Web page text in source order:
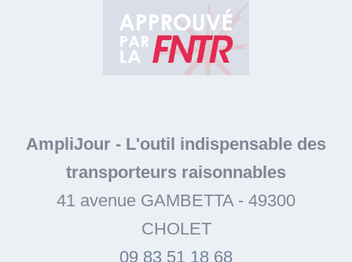
AmpliJour - L'outil indispensable des
transporteurs raisonnables
41 avenue GAMBETTA- 49300
CHOLET
09 83 51 18 68